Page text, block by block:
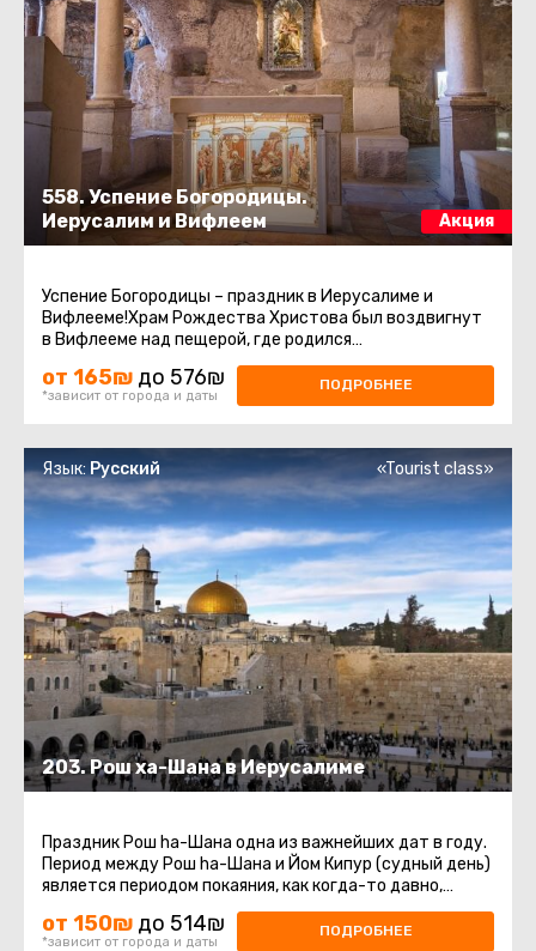
558. Успение Богородицы.
Иерусалим и Вифлеем
Акция
Успение Богородицы – праздник в Иерусалиме и
Вифлееме!Храм Рождества Христова был воздвигнут
в Вифлееме над пещерой, где родился
Иисус.Современное здание Храма Рождества ...
от 165₪ до 576₪
*зависит от города и даты
ПОДРОБНЕЕ
203. Рош ха-Шана в Иерусалиме
Язык: Русский «Tourist class»
Праздник Рош ha-Шана одна из важнейших дат в году.
Период между Рош ha-Шана и Йом Кипур (судный день)
является периодом покаяния, как когда-то давно,
от 150₪ до 514₪
*зависит от города и даты
ПОДРОБНЕЕ